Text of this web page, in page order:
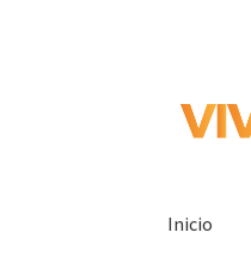
contenido
Inicio